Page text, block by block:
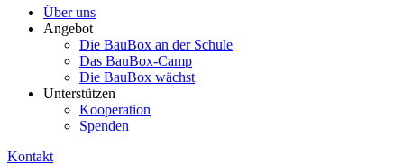
Über uns
Angebot
Die BauBox an der Schule
Das BauBox-Camp
Die BauBox wächst
Unterstützen
Kooperation
Spenden
Kontakt